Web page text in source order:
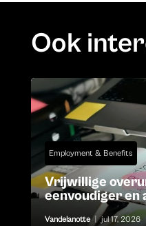
Ook
Employment & Benefits
Vrijwillige
eenvoudiger
Vandelanotte | jul 17, 2026